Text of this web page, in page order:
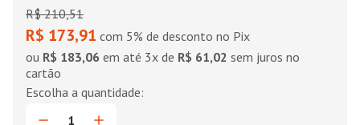
R$ 210,51
R$ 173,91 com 5% de desconto no Pix
ou R$ 183,06 em até 3x de R$ 61,02 sem juros no
cartão